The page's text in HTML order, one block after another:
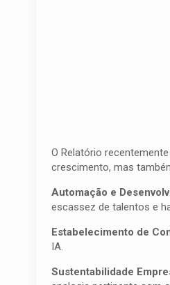
O Relatório
crescimento, mas
Automação e
escassez de talentos e
Estabelecimento de
IA.
Sustentabilidade